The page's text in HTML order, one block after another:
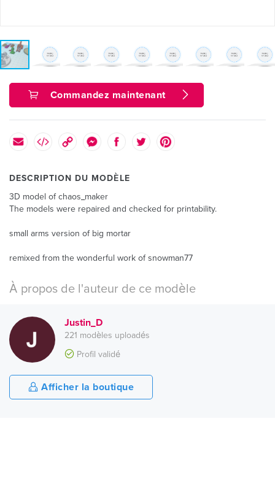
Commandez maintenant
DESCRIPTION DU MODÈLE
3D model of chaos_maker
The models were repaired and checked for printability.
small arms version of big mortar
remixed from the wonderful work of snowman77
À propos de l'auteur de ce modèle
Justin_D
221 modèles uploadés
Profil validé
Afficher la boutique